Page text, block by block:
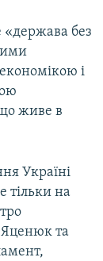
«держава без
і
що живе в
Україні
тільки на
Яценюк та